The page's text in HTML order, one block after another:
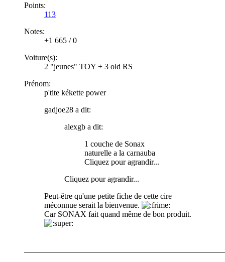
Points:
113
Notes:
+1 665 /0
Voiture(s):
2 "jeunes" TOY + 3 old RS
Prénom:
p'tite kékette power
gadjoe28 a dit:
alexgb a dit:
1 couche de Sonax
naturelle a la carnauba
Cliquez pour agrandir...
Cliquez pour agrandir...
Peut-être qu'une petite fiche de cette cire
méconnue serait la bienvenue.
Car SONAX fait quand même de bon produit.